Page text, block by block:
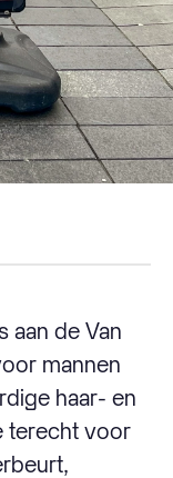
aan de Van
mannen
haar- en
terecht voor